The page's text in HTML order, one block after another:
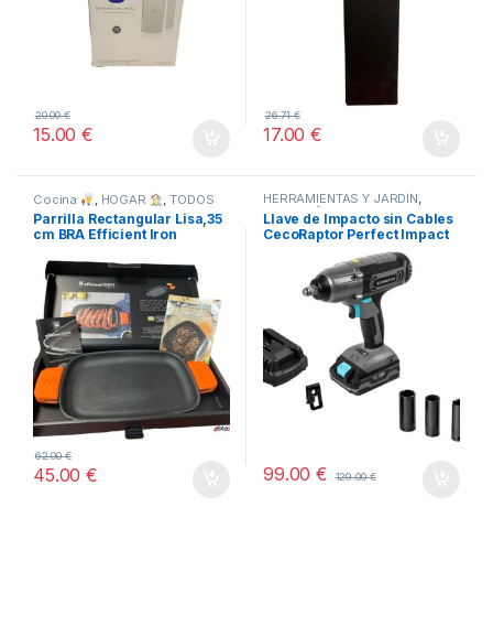
15.00€
20.00€
17.00€
26.71€
Cocina , HOGAR ,TODOS
Parrilla Rectangular Lisa,35
cm BRA Efficient Iron
45.00€
62.00€
HERRAMIENTAS Y JARDÍN,
HOGAR
,
STORE CECOTEC -
DISTRIBUIDOR OFICIAL
,
TODOS
Llave de Impacto sin Cables
CecoRaptor Perfect Impact
2020 Ultra CECOTEC
99.00€ 129.00€